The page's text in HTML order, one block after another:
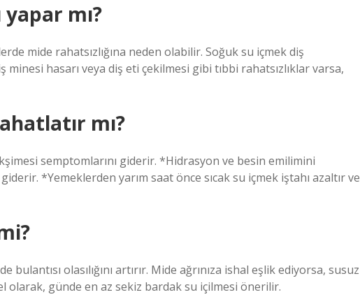
mı?
mide rahatsızlığına neden olabilir. Soğuk su içmek diş
hasarı veya diş eti çekilmesi gibi tıbbi rahatsızlıklar varsa,
mı?
semptomlarını giderir. *Hidrasyon ve besin emilimini
*Yemeklerden yarım saat önce sıcak su içmek iştahı azaltır ve
olasılığını artırır. Mide ağrınıza ishal eşlik ediyorsa, susuz
olarak, günde en az sekiz bardak su içilmesi önerilir.